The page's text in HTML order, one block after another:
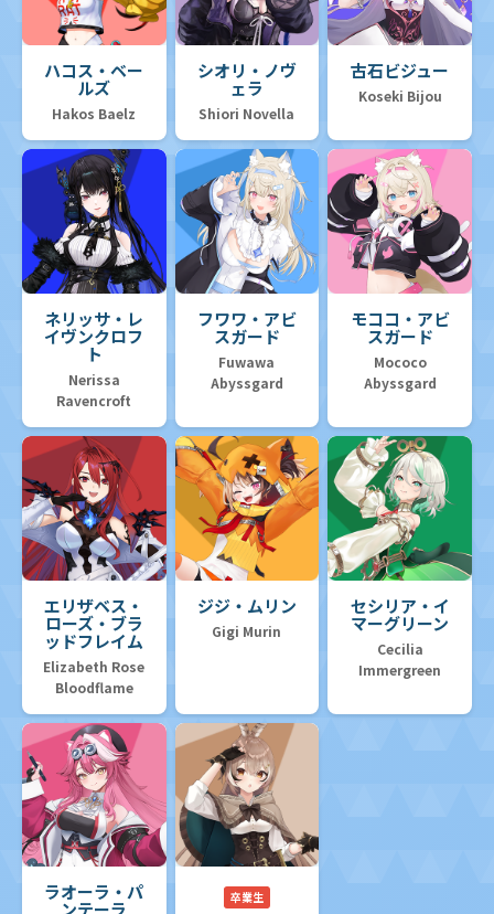
ハコス・ベー
ルズ
Hakos Baelz
シオリ・ノヴ
ェラ
Shiori Novella
古石ビジュー
Koseki Bijou
ネリッサ・レ
イヴンクロフ
ト
Nerissa
Ravencroft
フワワ・アビ
スガード
Fuwawa
Abyssgard
モココ・アビ
スガード
Mococo
Abyssgard
エリザベス・
ローズ・ブラ
ッドフレイム
Elizabeth Rose
Bloodflame
ジジ・ムリン
Gigi Murin
セシリア・イ
マーグリーン
Cecilia
Immergreen
ラオーラ・パ 卒業生